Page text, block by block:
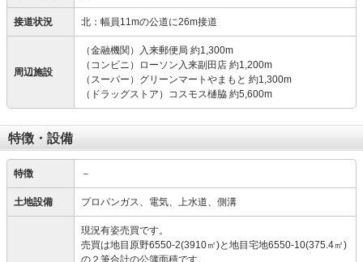
接道状況 北：幅員11mの公道に26m接道
周辺施設
（金融機関）入来郵便局 約1,300m
（コンビニ）ローソン入来副田店 約1,200m
（スーパー）グリーンマートやまもと 約1,300m
（ドラッグストア）コスモス樋脇 約5,600m
特徴・設備
特徴 －
土地設備 プロパンガス、電気、上水道、側溝
現況有姿売買です。
売買は地目原野6550-2(3910㎡)と地目宅地6550-10(375.4㎡)
の２筆合計の公簿面積です。